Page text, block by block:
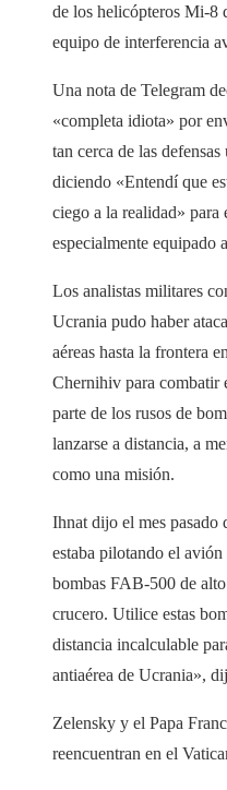
de los helicópteros Mi-8
equipo de interferencia
Una nota de Telegram
«completa idiota» por
tan cerca de las defensas
diciendo «Entendí que
ciego a la realidad»
especialmente equipado
Los analistas militares
Ucrania pudo haber
aéreas hasta la frontera
Chernihiv para combatir
parte de los rusos de
lanzarse a distancia, a
como una misión.
Ihnat dijo el mes pasado
estaba pilotando el avión
bombas FAB-500 de
crucero. Utilice estas
distancia incalculable
antiaérea de Ucrania»,
Zelensky y el Papa
reencuentran en el